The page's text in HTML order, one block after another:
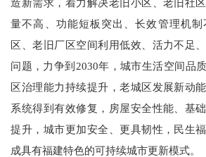
量不高、功能短板突出、长效管理机
区、老旧厂区空间利用低效、活力不足
问题，力争到2030年，城市生活空间品
区治理能力持续提升，老城区发展新动
系统得到有效修复，房屋安全性能、基
提升，城市更加安全、更具韧性，民生
成具有福建特色的可持续城市更新模式。